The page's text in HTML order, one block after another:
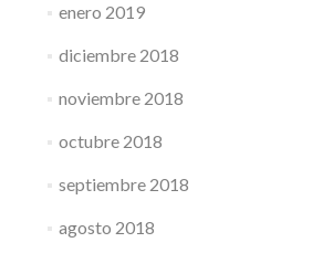
enero 2019
diciembre 2018
noviembre 2018
octubre 2018
septiembre 2018
agosto 2018